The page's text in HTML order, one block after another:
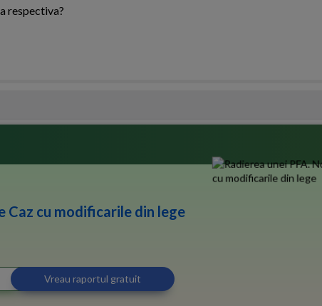
respectiva?
Caz cu modificarile din lege